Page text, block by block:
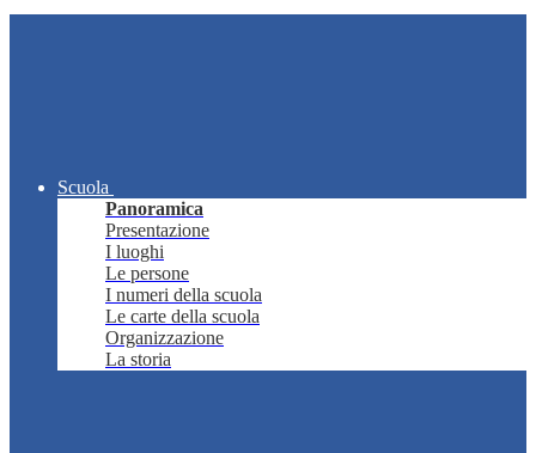
Scuola
Panoramica
Presentazione
I luoghi
Le persone
I numeri della scuola
Le carte della scuola
Organizzazione
La storia